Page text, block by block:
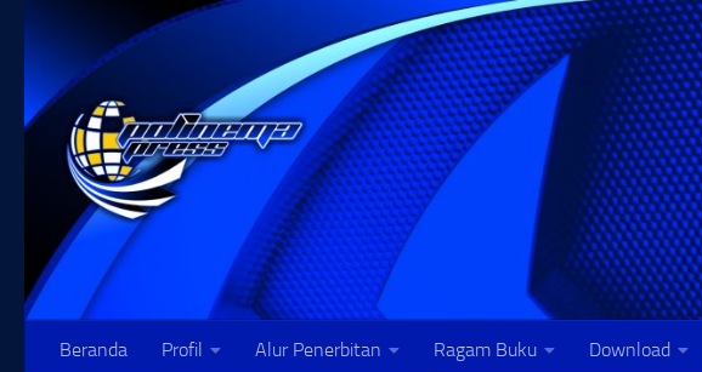
Skip to content
Beranda Profil Alur Penerbitan Ragam Buku Download